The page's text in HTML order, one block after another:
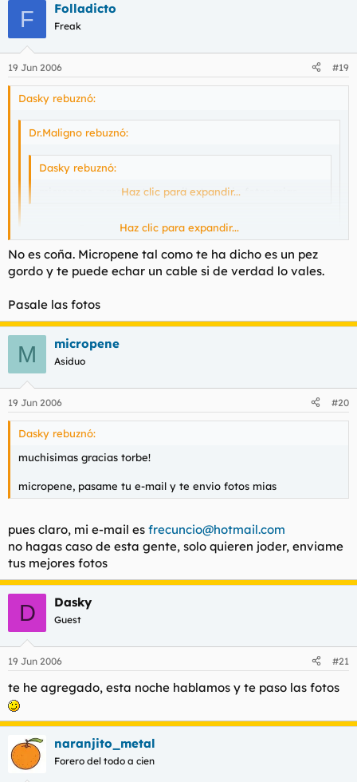
F Folladicto
Freak
19 Jun 2006 #19
Dasky rebuznó:
Dr.Maligno rebuznó:
Dasky rebuznó:
micropene, pasame tu e-mail y te envio fotos mias
Haz clic para expandir...
Haz clic para expandir...
xDDDD esto que me dijo micropene es coña? :?
Haz clic para expandir...
No es coña. Micropene tal como te ha dicho es un pez
gordo y te puede echar un cable si de verdad lo vales.
Pasale las fotos
M micropene
Asiduo
19 Jun 2006 #20
Dasky rebuznó:
muchisimas gracias torbe!
micropene, pasame tu e-mail y te envio fotos mias
pues claro, mi e-mail es frecuncio@hotmail.com
no hagas caso de esta gente, solo quieren joder, enviame
tus mejores fotos
D Dasky
Guest
19 Jun 2006 #21
te he agregado, esta noche hablamos y te paso las fotos
naranjito_metal
Forero del todo a cien